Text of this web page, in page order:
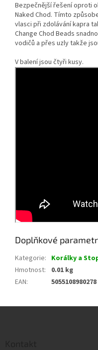
Bezpečnější řešení oproti
Naked Chod. Tímto
vlasci při zdolávání kapra
Change Chod Beads
vodičů a přes uzly takže
V balení jsou čtyři kusy.
Doplňkové
Kategorie: Korálky a
Hmotnost:
0.01 kg
EAN: 5055108980278